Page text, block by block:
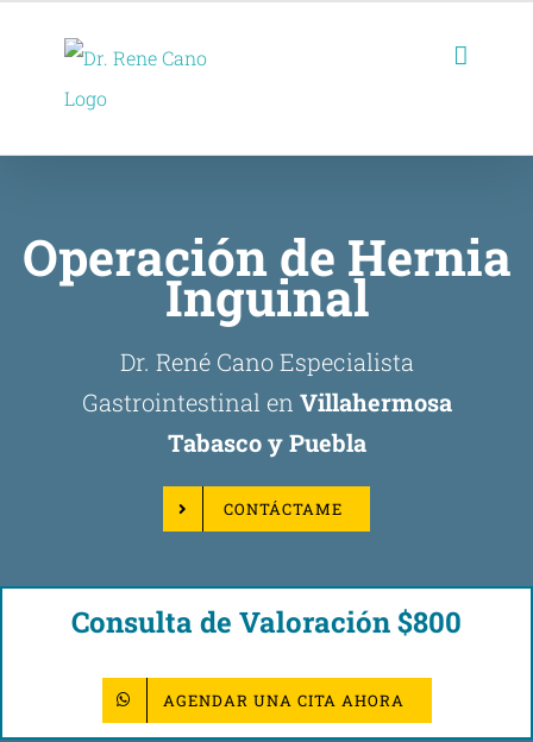
content
Operación de Hernia
Inguinal
Dr. René Cano Especialista
Gastrointestinal en Villahermosa
Tabasco y Puebla
CONTÁCTAME
Consulta de Valoración $800
AGENDAR UNA CITA AHORA